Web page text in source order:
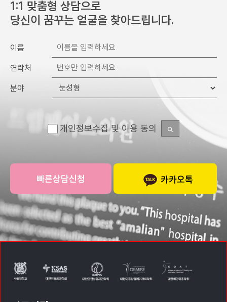
1:1 맞춤형 상담으로
당신이 꿈꾸는 얼굴을 찾아드립니다.
이름
연락처
분야
개인정보수집 및 이용 동의
카카오톡